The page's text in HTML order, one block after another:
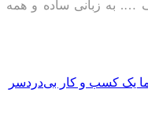
…. به زبانی ساده و همه
یک کسب و کار بی‌دردسر